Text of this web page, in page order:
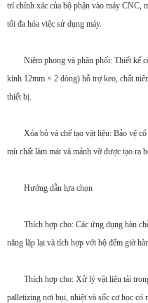
trí chính xác của bộ phận vào máy CNC,
tối đa hóa việc sử dụng máy.
Niêm phong và phân phối: Thiết kế
kính 12mm × 2 dòng) hỗ trợ keo, chất
thiết bị.
Xóa bỏ và chế tạo vật liệu: Bảo vệ
mù chất làm mát và mảnh vỡ được tạo ra
Hướng dẫn lựa chọn
Thích hợp cho: Các ứng dụng hàn
năng lặp lại và tích hợp với bộ đếm giờ
Thích hợp cho: Xử lý vật liệu tải
palletizing nơi bụi, nhiệt và sốc cơ học có